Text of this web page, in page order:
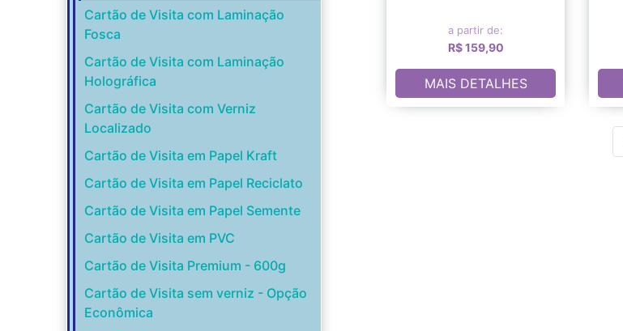
Cartão de Visita com Laminação
Fosca
Cartão de Visita com Laminação
Holográfica
Cartão de Visita com Verniz
Localizado
Cartão de Visita em Papel Kraft
Cartão de Visita em Papel Reciclato
Cartão de Visita em Papel Semente
Cartão de Visita em PVC
Cartão de Visita Premium - 600g
Cartão de Visita sem verniz - Opção
Econômica
a partir de:
R$ 159,90
MAIS DETALHES